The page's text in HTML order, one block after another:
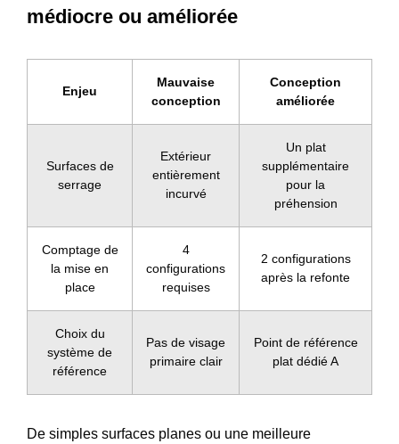
médiocre ou améliorée
Enjeu
Mauvaise
conception
Conception
améliorée
Surfaces de
serrage
Extérieur
entièrement
incurvé
Un plat
supplémentaire
pour la
préhension
Comptage de
la mise en
place
4
configurations
requises
2 configurations
après la refonte
Choix du
système de
référence
Pas de visage
primaire clair
Point de référence
plat dédié A
De simples surfaces planes ou une meilleure